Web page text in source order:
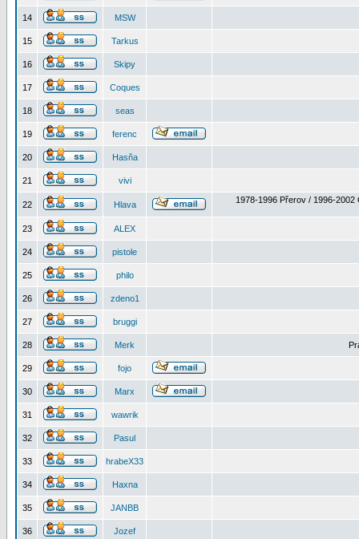
14 MSW
15 Tarkus
16 Skipy
17 Coques
18 seas
19 ferenc
20 Hasňa
21 vivi
22 Hlava 1978-1996 Přerov / 1996-2002
23 ALEX
24 pistole
25 philo
26 zdeno1
27 bruggi
28 Merk
29 fojo
30 Marx
31 wawrik
32 Pasul
33 hrabeX33
34 Haxna
35 JANBB
36 Jozef